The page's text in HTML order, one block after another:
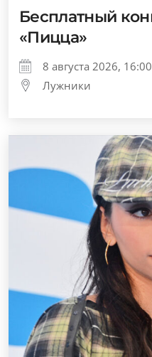
Бесплатный
«Пицца»
8 августа 2026, 16:00
Лужники